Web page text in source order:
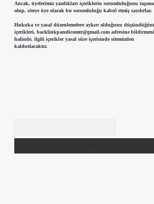
Ancak, üyelerimiz yazdıkları içeriklerin sorumluluğunu
olup, siteye üye olarak bu sorumluluğu kabul etmiş sayılırlar.
Hukuka ve yasal düzenlemelere aykırı olduğunu
içerikleri, backlinkpanelicomtr@gmail.comadresine
halinde, ilgili içerikler yasal süre içerisinde sitemizden
kaldırılacaktır.